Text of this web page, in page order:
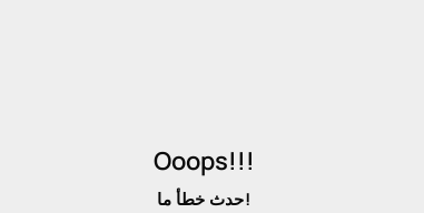
Ooops!!!
حدث خطأ ما!